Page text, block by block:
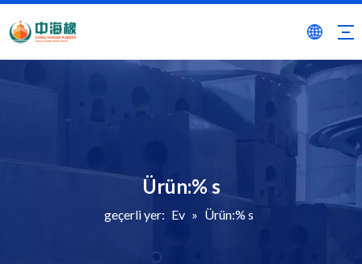
Ürün:% s
geçerli yer: Ev » Ürün:% s